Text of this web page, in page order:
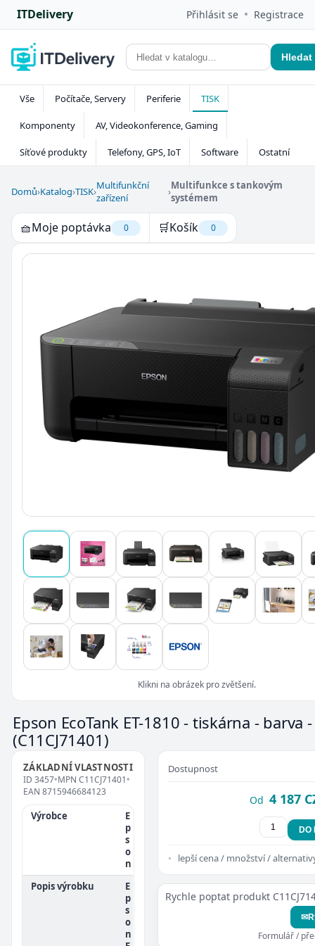
ITDelivery Přihlásit se • Registrace
Hledat
Vše Počítače, Servery Periferie TISK
Komponenty AV, Videokonference, Gaming
Síťové produkty Telefony, GPS, IoT Software Ostatní
Domů›Katalog›TISK›Multifunkční
zařízení
›Multifunkce s tankovým
systémem
🧺Moje poptávka 0 🛒Košík 0
Klikni na obrázek pro zvětšení.
Epson EcoTank ET-1810 - tiskárna - barva
(C11CJ71401)
ZÁKLADNÍ VLASTNOSTI
ID 3457•MPN C11CJ71401•
EAN 8715946684123
Výrobce
E
p
s
o
n
Popis výrobku
E
p
s
o
n
Dostupnost
Od 4 187
DO
lepší cena / množství /
Rychle poptat produkt
✉
Formulář /